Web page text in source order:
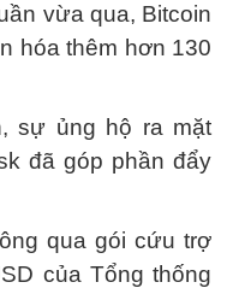
vừa qua, Bitcoin
hóa thêm hơn 130
sự ủng hộ ra mặt
đã góp phần đẩy
qua gói cứu trợ
của Tổng thống